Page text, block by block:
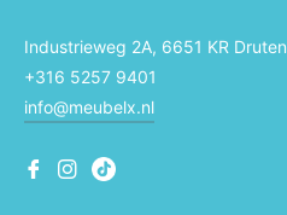
Industrieweg 2A, 6651 KR Druten
+316 5257 9401
info@meubelx.nl
Fb Ins Ins